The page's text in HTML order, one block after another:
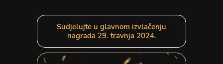
Sudjelujte u glavnom izvlačenju
nagrada 29. travnja 2024.